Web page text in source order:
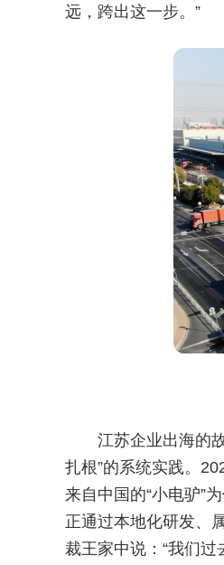
远，跨出这一步。”
江苏企业出海的
扎根”的系统实践。
来自中国的“小电驴”
正通过本地化研发、
裁王家中说：“我们